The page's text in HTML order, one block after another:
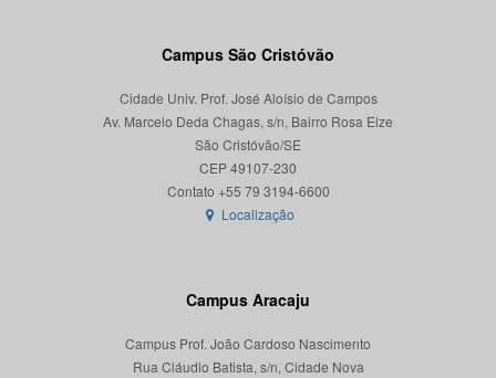
Campus São Cristóvão
Cidade Univ. Prof. José Aloísio de Campos
Av. Marcelo Deda Chagas, s/n, Bairro Rosa Elze
São Cristóvão/SE
CEP 49107-230
Localização
Campus Aracaju
Campus Prof. João Cardoso Nascimento
Rua Cláudio Batista, s/n, Cidade Nova